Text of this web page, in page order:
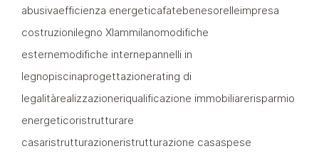
abusivaefficienza energeticafatebenesorelleimpresa
costruzionilegno Xlammilanomodifiche
esternemodifiche internepannelli in
legnopiscinaprogettazionerating di
legalitàrealizzazioneriqualificazione immobiliarerisparmio
energeticoristrutturare
casaristrutturazioneristrutturazione casaspese